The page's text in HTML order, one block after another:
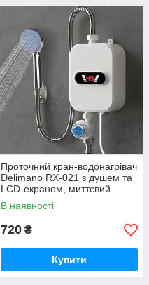
Проточний кран-водонагрівач
Delimano RX-021 з душем та
LCD-екраном, миттєвий
нагрів води
В наявності
720 ₴
Купити